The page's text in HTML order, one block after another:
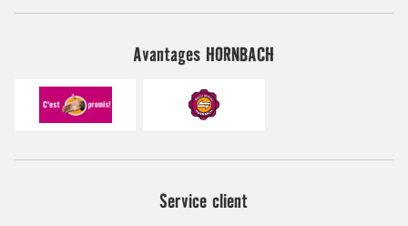
Avantages HORNBACH
Service client